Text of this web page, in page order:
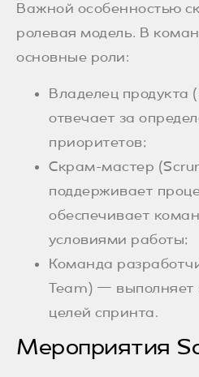
Важной особенностью
ролевая модель. В
основные роли:
Владелец
отвечает за
приоритетов;
Скрам-мастер
поддерживает
обеспечивает
условиями работы;
Команда
Team) — выполняет
целей спринта.
Мероприятия